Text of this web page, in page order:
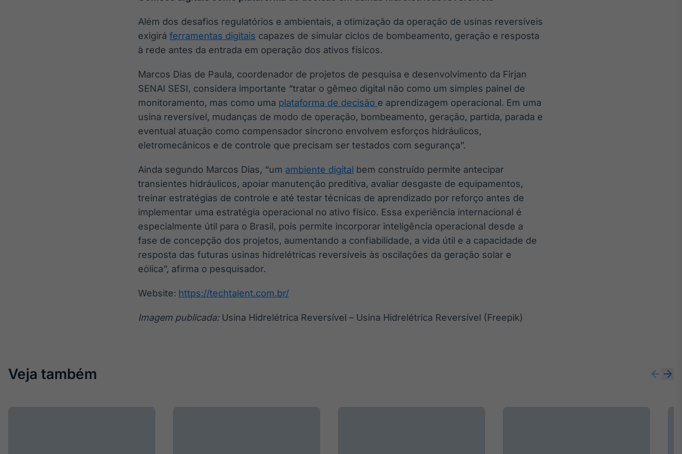
Além dos desafios regulatórios e ambientais, a otimização da operação de usinas reversíveis
exigirá ferramentas digitais capazes de simular ciclos de bombeamento, geração e resposta
à rede antes da entrada em operação dos ativos físicos.
Marcos Dias de Paula, coordenador de projetos de pesquisa e desenvolvimento da Firjan
SENAI SESI, considera importante “tratar o gêmeo digital não como um simples painel de
monitoramento, mas como uma plataforma de decisão e aprendizagem operacional. Em uma
usina reversível, mudanças de modo de operação, bombeamento, geração, partida, parada e
eventual atuação como compensador síncrono envolvem esforços hidráulicos,
eletromecânicos e de controle que precisam ser testados com segurança”.
Ainda segundo Marcos Dias, “um ambiente digital bem construído permite antecipar
transientes hidráulicos, apoiar manutenção preditiva, avaliar desgaste de equipamentos,
treinar estratégias de controle e até testar técnicas de aprendizado por reforço antes de
implementar uma estratégia operacional no ativo físico. Essa experiência internacional é
especialmente útil para o Brasil, pois permite incorporar inteligência operacional desde a
fase de concepção dos projetos, aumentando a confiabilidade, a vida útil e a capacidade de
resposta das futuras usinas hidrelétricas reversíveis às oscilações da geração solar e
eólica”, afirma o pesquisador.
Website: https://techtalent.com.br/
Imagem publicada:Usina Hidrelétrica Reversível – Usina Hidrelétrica Reversível (Freepik)
Veja também